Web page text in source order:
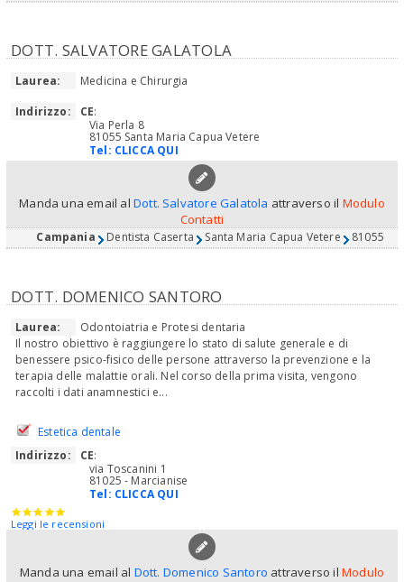
DOTT. SALVATORE GALATOLA
Laurea:
Medicina e Chirurgia
Indirizzo:
CE:
Via Perla 8
81055 Santa Maria Capua Vetere
Tel: CLICCA QUI
Manda una email al Dott. Salvatore Galatola attraverso il Modulo
Contatti
Campania Dentista Caserta Santa Maria Capua Vetere 81055
DOTT. DOMENICO SANTORO
Laurea:
Odontoiatria e Protesi dentaria
Il nostro obiettivo è raggiungere lo stato di salute generale e di
benessere psico-fisico delle persone attraverso la prevenzione e la
terapia delle malattie orali. Nel corso della prima visita, vengono
raccolti i dati anamnestici e...
Estetica dentale
Indirizzo:
CE:
via Toscanini 1
81025 - Marcianise
Tel: CLICCA QUI
Leggi le recensioni
Manda una email al Dott. Domenico Santoro attraverso il Modulo